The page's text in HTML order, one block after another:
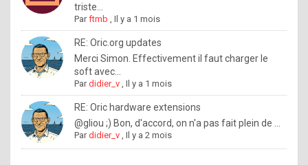
n
o
w
h
o
w
o
triste...
Parftmb ,Il y a 1 mois
RE: Oric.org updates
Merci Simon. Effectivement il faut charger le
soft avec...
Pardidier_v ,Il y a 1 mois
RE: Oric hardware extensions
@gliou ;) Bon, d'accord, on n'a pas fait plein de ...
Pardidier_v ,Il y a 2 mois